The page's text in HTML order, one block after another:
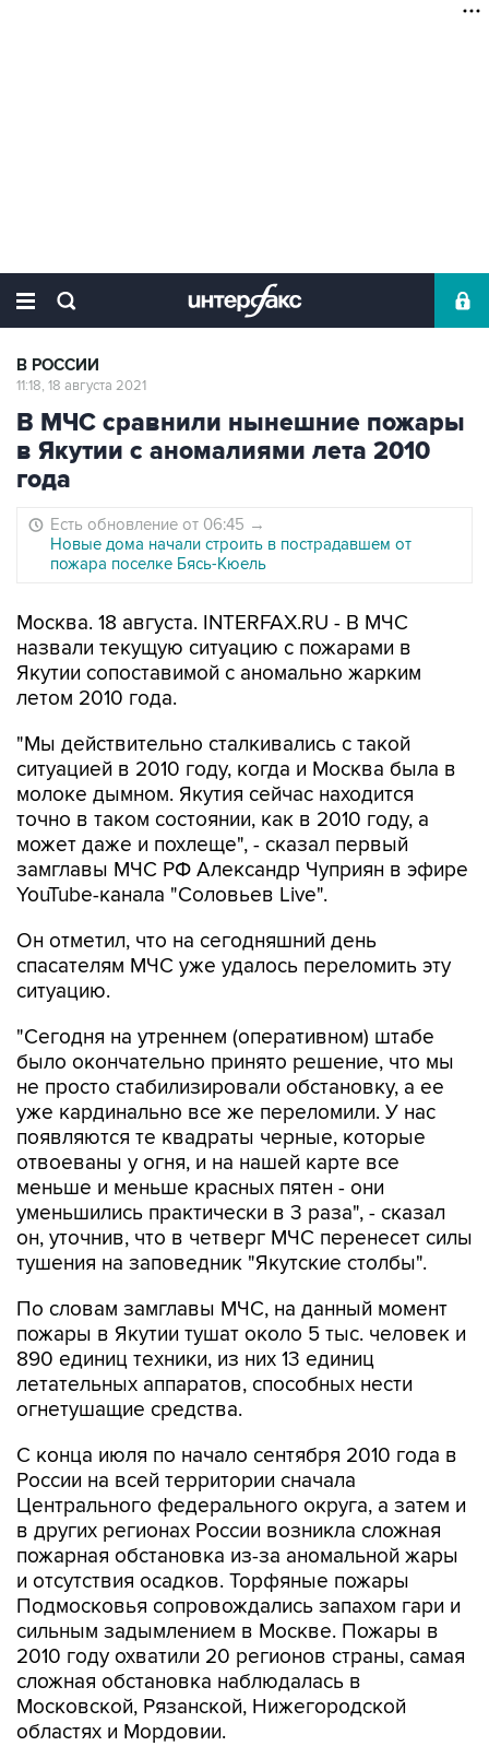
В РОССИИ
11:18, 18 августа 2021
В МЧС сравнили нынешние пожары
в Якутии с аномалиями лета 2010
года
Есть обновление от 06:45 →
Новые дома начали строить в пострадавшем от
пожара поселке Бясь-Кюель
Москва. 18 августа. INTERFAX.RU - В МЧС
назвали текущую ситуацию с пожарами в
Якутии сопоставимой с аномально жарким
летом 2010 года.
"Мы действительно сталкивались с такой
ситуацией в 2010 году, когда и Москва была в
молоке дымном. Якутия сейчас находится
точно в таком состоянии, как в 2010 году, а
может даже и похлеще", - сказал первый
замглавы МЧС РФ Александр Чуприян в эфире
YouTube-канала "Соловьев Live".
Он отметил, что на сегодняшний день
спасателям МЧС уже удалось переломить эту
ситуацию.
"Сегодня на утреннем (оперативном) штабе
было окончательно принято решение, что мы
не просто стабилизировали обстановку, а ее
уже кардинально все же переломили. У нас
появляются те квадраты черные, которые
отвоеваны у огня, и на нашей карте все
меньше и меньше красных пятен - они
уменьшились практически в 3 раза", - сказал
он, уточнив, что в четверг МЧС перенесет силы
тушения на заповедник "Якутские столбы".
По словам замглавы МЧС, на данный момент
пожары в Якутии тушат около 5 тыс. человек и
890 единиц техники, из них 13 единиц
летательных аппаратов, способных нести
огнетушащие средства.
С конца июля по начало сентября 2010 года в
России на всей территории сначала
Центрального федерального округа, а затем и
в других регионах России возникла сложная
пожарная обстановка из-за аномальной жары
и отсутствия осадков. Торфяные пожары
Подмосковья сопровождались запахом гари и
сильным задымлением в Москве. Пожары в
2010 году охватили 20 регионов страны, самая
сложная обстановка наблюдалась в
Московской, Рязанской, Нижегородской
областях и Мордовии.